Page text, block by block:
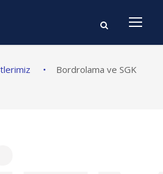
•
Bordrolama ve SGK